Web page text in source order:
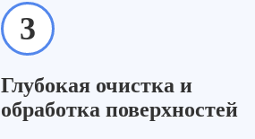
3
Глубокая очистка и
обработка поверхностей